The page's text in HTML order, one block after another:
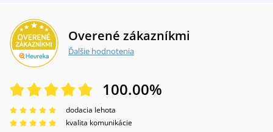
Overené zákazníkmi
Ďalšie hodnotenia
100.00%
dodacia lehota
kvalita komunikácie